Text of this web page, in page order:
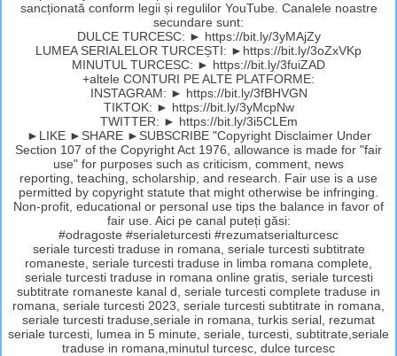
sancționată conform legii și regulilor YouTube. Canalele noastre
secundare sunt:
DULCE TURCESC: ► https://bit.ly/3yMAjZy
LUMEA SERIALELOR TURCEȘTI: ►https://bit.ly/3oZxVKp
MINUTUL TURCESC: ► https://bit.ly/3fuiZAD
+altele CONTURI PE ALTE PLATFORME:
INSTAGRAM: ► https://bit.ly/3fBHVGN
TIKTOK: ► https://bit.ly/3yMcpNw
TWITTER: ► https://bit.ly/3i5CLEm
►LIKE ►SHARE ►SUBSCRIBE "Copyright Disclaimer Under
Section 107 of the Copyright Act 1976, allowance is made for "fair
use" for purposes such as criticism, comment, news
reporting, teaching, scholarship, and research. Fair use is a use
permitted by copyright statute that might otherwise be infringing.
Non-profit, educational or personal use tips the balance in favor of
fair use. Aici pe canal puteți găsi:
#odragoste #serialeturcesti #rezumatserialturcesc
seriale turcesti traduse in romana, seriale turcesti subtitrate
romaneste, seriale turcesti traduse in limba romana complete,
seriale turcesti traduse in romana online gratis, seriale turcesti
subtitrate romaneste kanal d, seriale turcesti complete traduse in
romana, seriale turcesti 2023, seriale turcesti subtitrate in romana,
seriale turcesti traduse,seriale in romana, turkis serial, rezumat
seriale turcesti, lumea in 5 minute, seriale, turcesti, subtitrate,seriale
traduse in romana,minutul turcesc, dulce turcesc